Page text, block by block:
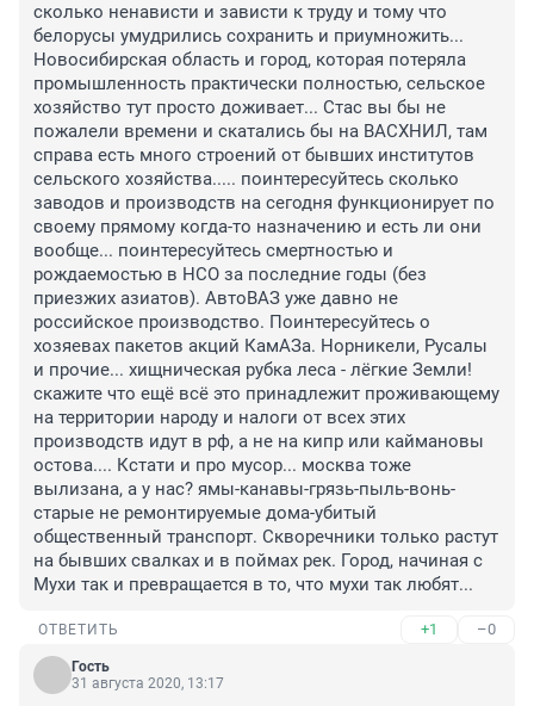
сколько ненависти и зависти к труду и тому что
белорусы умудрились сохранить и приумножить...
Новосибирская область и город, которая потеряла
промышленность практически полностью, сельское
хозяйство тут просто доживает... Стас вы бы не
пожалели времени и скатались бы на ВАСХНИЛ, там
справа есть много строений от бывших институтов
сельского хозяйства..... поинтересуйтесь сколько
заводов и производств на сегодня функционирует по
своему прямому когда-то назначению и есть ли они
вообще... поинтересуйтесь смертностью и
рождаемостью в НСО за последние годы (без
приезжих азиатов). АвтоВАЗ уже давно не
российское производство. Поинтересуйтесь о
хозяевах пакетов акций КамАЗа. Норникели, Русалы
и прочие... хищническая рубка леса - лёгкие Земли!
скажите что ещё всё это принадлежит проживающему
на территории народу и налоги от всех этих
производств идут в рф, а не на кипр или каймановы
остова.... Кстати и про мусор... москва тоже
вылизана, а у нас? ямы-канавы-грязь-пыль-вонь-
старые не ремонтируемые дома-убитый
общественный транспорт. Скворечники только растут
на бывших свалках и в поймах рек. Город, начиная с
Мухи так и превращается в то, что мухи так любят...
ОТВЕТИТЬ +1 –0
Гость
31 августа 2020, 13:17